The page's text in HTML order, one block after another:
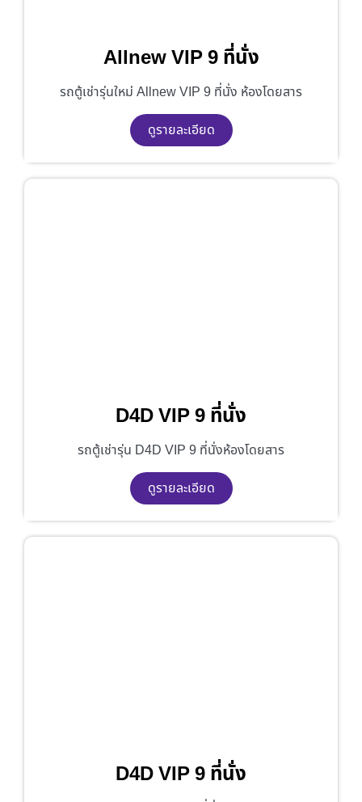
Allnew VIP 9 ที่นั่ง
รถตู้เช่ารุ่นใหม่ Allnew VIP 9 ที่นั่ง ห้องโดยสาร
ดูรายละเอียด
D4D VIP 9 ที่นั่ง
รถตู้เช่ารุ่น D4D VIP 9 ที่นั่งห้องโดยสาร
ดูรายละเอียด
D4D VIP 9 ที่นั่ง